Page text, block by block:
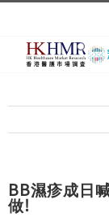
Skip
content
BB濕疹成日
做!